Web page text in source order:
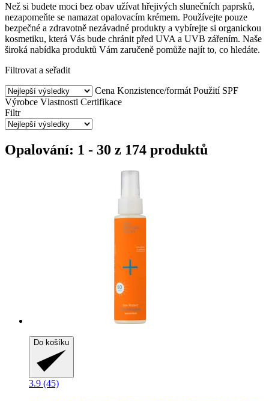
Než si budete moci bez obav užívat hřejivých slunečních paprsků,
nezapomeňte se namazat opalovacím krémem. Používejte pouze
bezpečné a zdravotně nezávadné produkty a vybírejte si organickou
kosmetiku, která Vás bude chránit před UVA a UVB zářením. Naše
široká nabídka produktů Vám zaručeně pomůže najít to, co hledáte.
Filtrovat a seřadit
Cena Konzistence/formát Použití SPF
Výrobce Vlastnosti Certifikace
Filtr
Opalování: 1 - 30 z 174 produktů
Do košíku
3.9 (45)